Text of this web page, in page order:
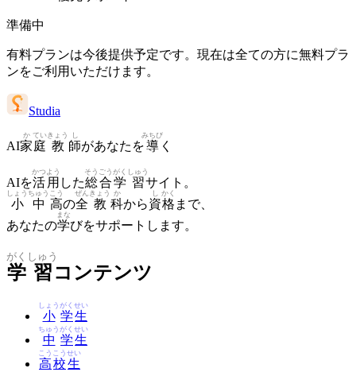
準備中
有料プランは今後提供予定です。現在は全ての方に無料プラ
ンをご利用いただけます。
Studia
AI家
か
庭
てい
教
きょう
師
し
があなたを導
みちび
く
AIを活
かつ
用
よう
した総
そう
合
ごう
学
がく
習
しゅう
サイト。
小
しょう
中
ちゅう
高
こう
の全
ぜん
教
きょう
科
か
から資
し
格
かく
まで、
あなたの学
まな
びをサポートします。
学
がく
習
しゅう
コンテンツ
小
しょう
学
がく
生
せい
中
ちゅう
学
がく
生
せい
高
こう
校
こう
生
せい